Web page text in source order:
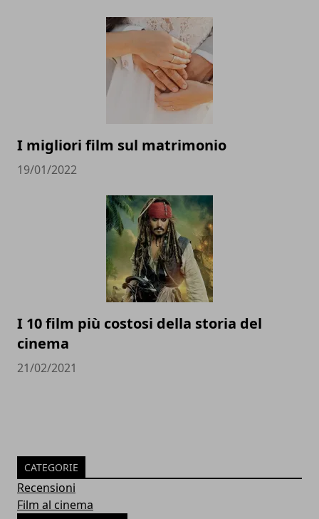
I migliori film sul matrimonio
19/01/2022
I 10 film più costosi della storia del
cinema
21/02/2021
CATEGORIE
Recensioni
Film al cinema